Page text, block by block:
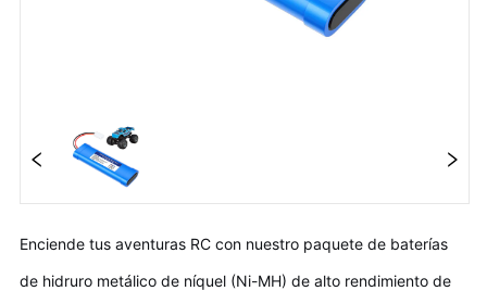
Enciende tus aventuras RC con nuestro paquete de baterías
de hidruro metálico de níquel (Ni-MH) de alto rendimiento de